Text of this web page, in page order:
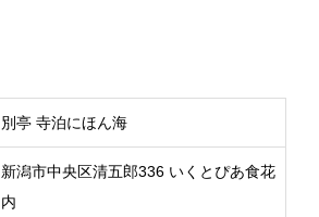
別亭 寺泊にほん海
新潟市中央区清五郎336 いくとぴあ食花
内